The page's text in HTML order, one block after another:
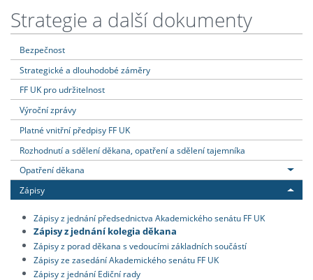
Strategie a další dokumenty
Bezpečnost
Strategické a dlouhodobé záměry
FF UK pro udržitelnost
Výroční zprávy
Platné vnitřní předpisy FF UK
Rozhodnutí a sdělení děkana, opatření a sdělení tajemníka
Opatření děkana
Zápisy
Zápisy z jednání předsednictva Akademického senátu FF UK
Zápisy z jednání kolegia děkana
Zápisy z porad děkana s vedoucími základních součástí
Zápisy ze zasedání Akademického senátu FF UK
Zápisy z jednání Ediční rady